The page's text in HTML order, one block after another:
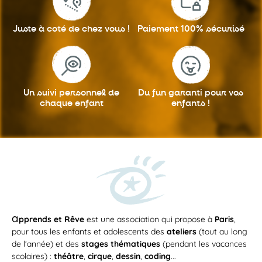
Juste à coté de chez vous ! Paiement 100% sécurisé
Un suivi personnel de
chaque enfant
Du fun garanti pour vos
enfants !
apprends et Rêve est une association qui propose à Paris,
pour tous les enfants et adolescents des ateliers (tout au long
de l'année) et des stages thématiques (pendant les vacances
scolaires) : théâtre, cirque, dessin, coding...